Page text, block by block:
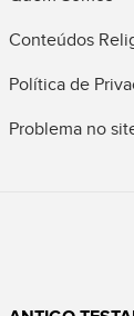
Conteúdos
Política de
Problema no